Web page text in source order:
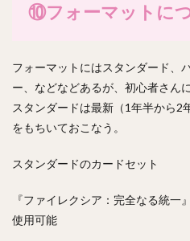
⑩フォーマットに
フォーマットにはスタンダード、
ー、などなどあるが、初心者さん
スタンダードは最新（1年半から2
をもちいておこなう。
スタンダードのカードセット
『ファイレクシア：完全なる統
使用可能